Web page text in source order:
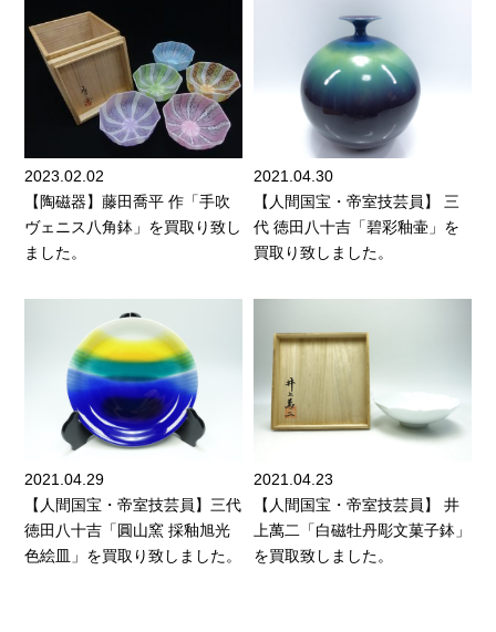
2023.02.02
【陶磁器】藤田喬平 作「手吹
ヴェニス八角鉢」を買取り致し
ました。
2021.04.30
【人間国宝・帝室技芸員】 三
代 徳田八十吉「碧彩釉壷」を
買取り致しました。
2021.04.29
【人間国宝・帝室技芸員】三代
徳田八十吉「圓山窯 採釉旭光
色絵皿」を買取り致しました。
2021.04.23
【人間国宝・帝室技芸員】 井
上萬二「白磁牡丹彫文菓子鉢」
を買取致しました。